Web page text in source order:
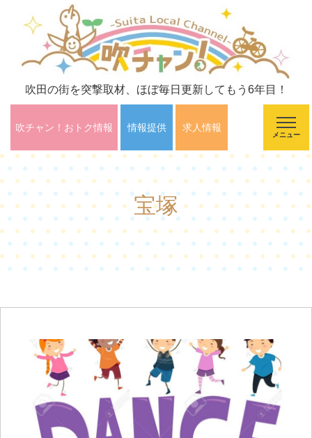
吹田の街を突撃取材、ほぼ毎日更新してもう6年目！
吹チャン！おトク情報 情報提供 求人情報
メニュー
宝塚